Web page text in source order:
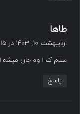
طاها
:
اردیبهشت ۱۰, ۱۴۰۳ در ۱۰:۱۵ قبل از ظهر
سلام ک ا وه جان میشه
پاسخ